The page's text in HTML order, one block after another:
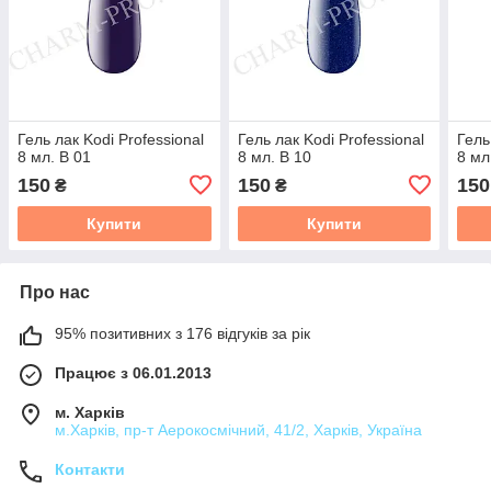
Гель лак Kodi Professional
8 мл. B 01
150 ₴
Купити
Гель лак Kodi Professional
8 мл. B 10
150₴
Купити
8
150
Про нас
95% позитивних з 176 відгуків за рік
Працює з 06.01.2013
м. Харків
м.Харків, пр-т Аерокосмічний, 41/2, Харків, Україна
Контакти